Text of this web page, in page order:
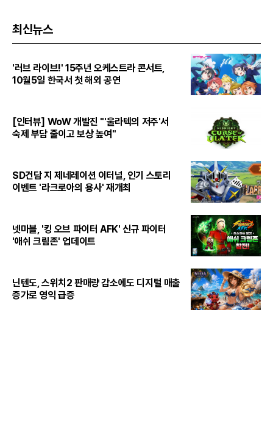
최신뉴스
'러브 라이브!' 15주년 오케스트라 콘서트,
10월5일 한국서 첫 해외 공연
[인터뷰] WoW 개발진 "'울라텍의 저주'서
숙제 부담 줄이고 보상 높여"
SD건담 지 제네레이션 이터널, 인기 스토리
이벤트 '라크로아의 용사' 재개최
넷마블, '킹 오브 파이터 AFK' 신규 파이터
'애쉬 크림존' 업데이트
닌텐도, 스위치2 판매량 감소에도 디지털 매출
증가로 영익 급증